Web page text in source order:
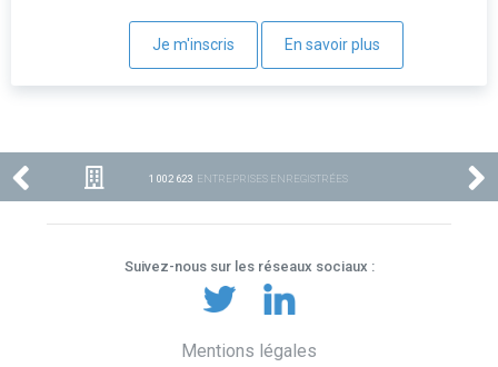
Je m'inscris En savoir plus
1 002 623 ENTREPRISES ENREGISTRÉES
Suivez-nous sur les réseaux sociaux :
Mentions légales